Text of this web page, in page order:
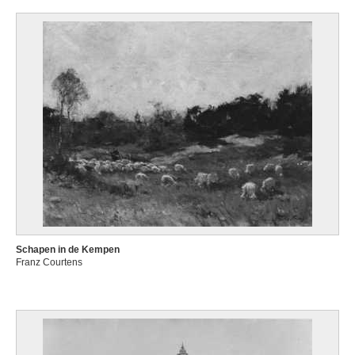
Schapen in de Kempen
Franz Courtens